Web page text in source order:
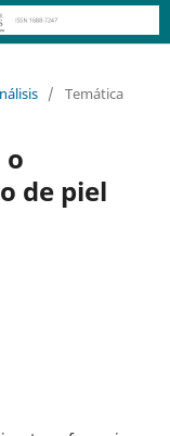
/ Temática
o
de piel